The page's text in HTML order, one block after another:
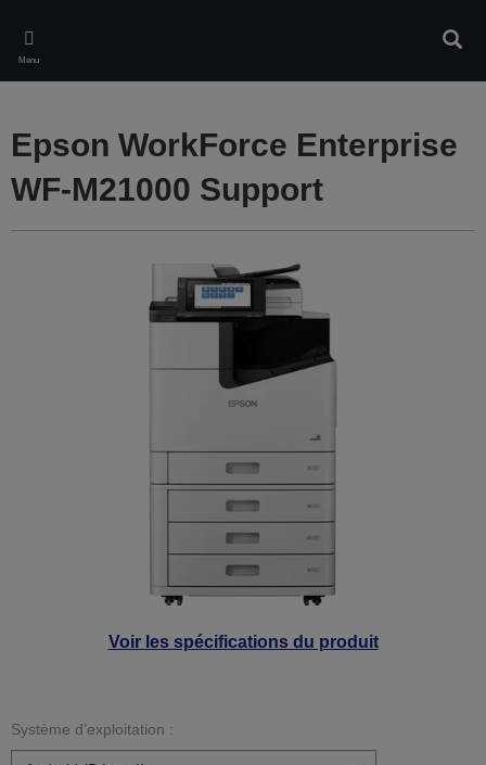
main
content
Menu
Voir les spécifications du produit
Epson WorkForce Enterprise
WF-M21000 Support
Système d’exploitation :